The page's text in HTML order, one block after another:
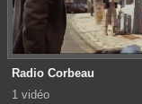
Radio Corbeau
1 vidéo